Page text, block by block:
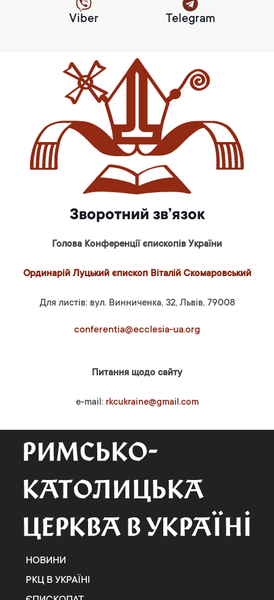
Viber Telegram
Зворотний зв’язок
Голова Конференції єпископів України
Ординарій Луцький єпископ Віталій Скомаровський
Для листів: вул. Винниченка, 32, Львів, 79008
conferentia@ecclesia-ua.org
Питання щодо сайту
e-mail: rkcukraine@gmail.com
НОВИНИ
РКЦ В УКРАЇНІ